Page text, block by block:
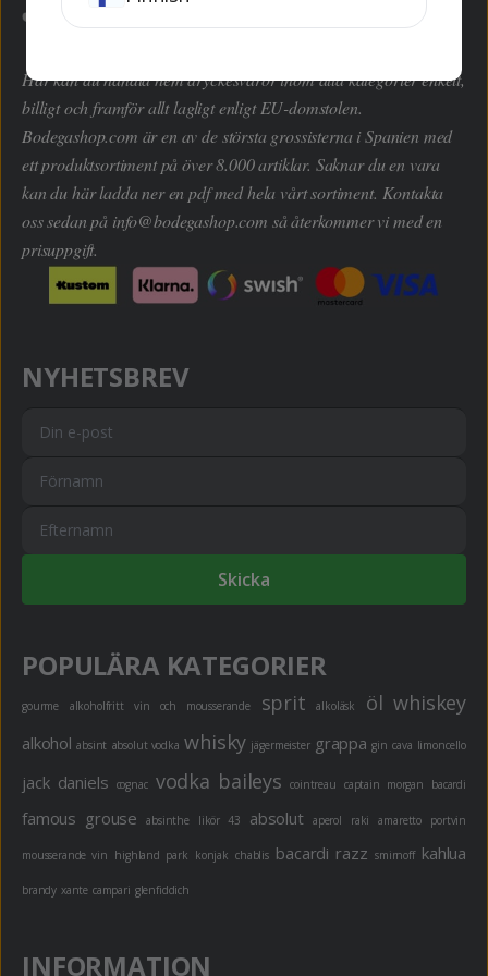
Här kan du handla hem dryckesvaror inom alla kategorier enkelt,
billigt och framför allt lagligt enligt EU-domstolen.
Bodegashop.com är en av de största grossisterna i Spanien med
ett produktsortiment på över 8.000 artiklar. Saknar du en vara
kan du här ladda ner en pdf med hela vårt sortiment. Kontakta
oss sedan på info@bodegashop.com så återkommer vi med en
prisuppgift.
NYHETSBREV
Skicka
POPULÄRA KATEGORIER
gourme alkoholfritt vin och mousserande sprit alkoläsk öl whiskey
alkohol absint absolut vodka whisky jägermeister grappa gin cava limoncello
jack daniels cognac vodka baileys cointreau captain morgan bacardi
famous grouse absinthe likör 43 absolut aperol raki amaretto portvin
mousserande vin highland park konjak chablis bacardi razz smirnoff kahlua
brandy xante campari glenfiddich
INFORMATION